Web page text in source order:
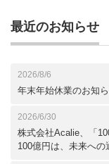
最近のお知らせ
2026/8/6
年末年始休業のお知
2026/6/30
株式会社Acalie、「
100億円は、未来への